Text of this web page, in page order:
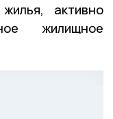
активно
жилищное